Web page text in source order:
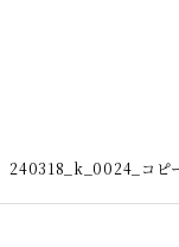
240318_k_0024_コピ